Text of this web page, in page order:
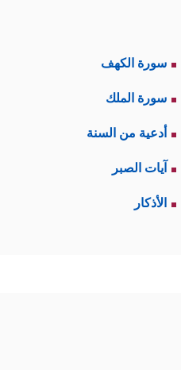
سورة الكهف
سورة الملك
أدعية من السنة
آيات الصبر
الأذكار